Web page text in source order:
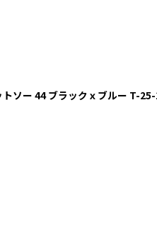
トソー 44 ブラックｘブルー T-